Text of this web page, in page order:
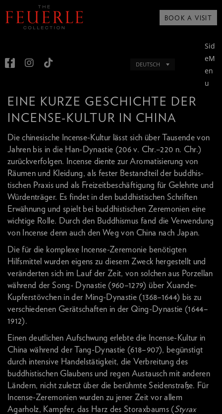
BOOK A VISIT
DEUTSCH
Sid
eM
en
u
EINE KURZE GESCHICHTE DER
INCENSE-KULTUR IN CHINA
Die chinesische Incense-Kultur lässt sich über Tausende von
Jahren bis in die Han-Dynastie (206 v. Chr.–220 n. Chr.)
zurückverfolgen. Incense diente zur Aromatisierung von
Räumen und Kleidung, als fester Bestandteil der buddhis-
tischen Praxis und als Freizeitbeschäftigung für Gelehrte und
Würdenträger. Es findet in den buddhistischen Schriften
Erwähnung und spielt bei buddhistischen Zeremonien eine
wichtige Rolle. Durch den Buddhismus fand die Verwendung
von Incense denn auch den Weg von China nach Japan.
Die für die komplexe Incense-Zeremonie benötigten
Hilfsmittel wurden eigens zu diesem Zweck hergestellt und
veränderten sich im Lauf der Zeit, von solchen aus Porzellan
während der Song- Dynastie (960–1279) über Xuande-
Kupferstövchen in der Ming-Dynastie (1368–1644) bis zu
verschiedenen Gerätschaften in der Qing-Dynastie (1644–
1912).
Einen deutlichen Aufschwung erlebte die Incense-Kultur in
China während der Tang-Dynastie (618–907), begünstigt
durch intensive Handelstätigkeit, die Verbreitung des
buddhistischen Glaubens und regen Austausch mit anderen
Ländern, nicht zuletzt über die berühmte Seidenstraße. Für
Incense-Zeremonien wurden zu jener Zeit vor allem
Agarholz, Kampfer, das Harz des Storaxbaums (Styrax